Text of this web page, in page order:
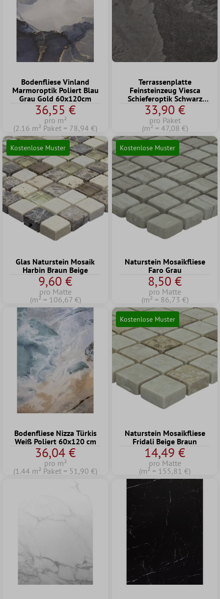
Bodenfliese Vinland
Marmoroptik Poliert Blau
Grau Gold 60x120cm
36,55 €
pro m²
(2.16 m² Paket = 78,94 €)
Terrassenplatte
Feinsteinzeug Viesca
Schieferoptik Schwarz
60x60x2 cm
33,90 €
pro Paket
(m² = 47,08 €)
Kostenlose Muster
Glas Naturstein Mosaik
Harbin Braun Beige
9,60 €
pro Matte
(m² = 106,67 €)
Kostenlose Muster
Naturstein Mosaikfliese
Faro Grau
8,50 €
pro Matte
(m² = 86,73 €)
Bodenfliese Nizza Türkis
Weiß Poliert 60x120 cm
36,04 €
pro m²
(1.44 m² Paket = 51,90 €)
Kostenlose Muster
Naturstein Mosaikfliese
Fridali Beige Braun
14,49 €
pro Matte
(m² = 155,81 €)